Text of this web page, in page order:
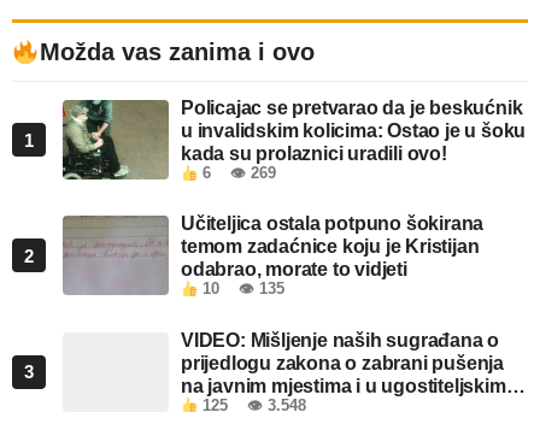
Možda vas zanima i ovo
1
Policajac se pretvarao da je beskućnik
u invalidskim kolicima: Ostao je u šoku
kada su prolaznici uradili ovo!
6 👁 269
2
Učiteljica ostala potpuno šokirana
temom zadaćnice koju je Kristijan
odabrao, morate to vidjeti
10 👁 135
3
VIDEO: Mišljenje naših sugrađana o
prijedlogu zakona o zabrani pušenja
na javnim mjestima i u ugostiteljskim
objektima u FBiH
125 👁 3.548